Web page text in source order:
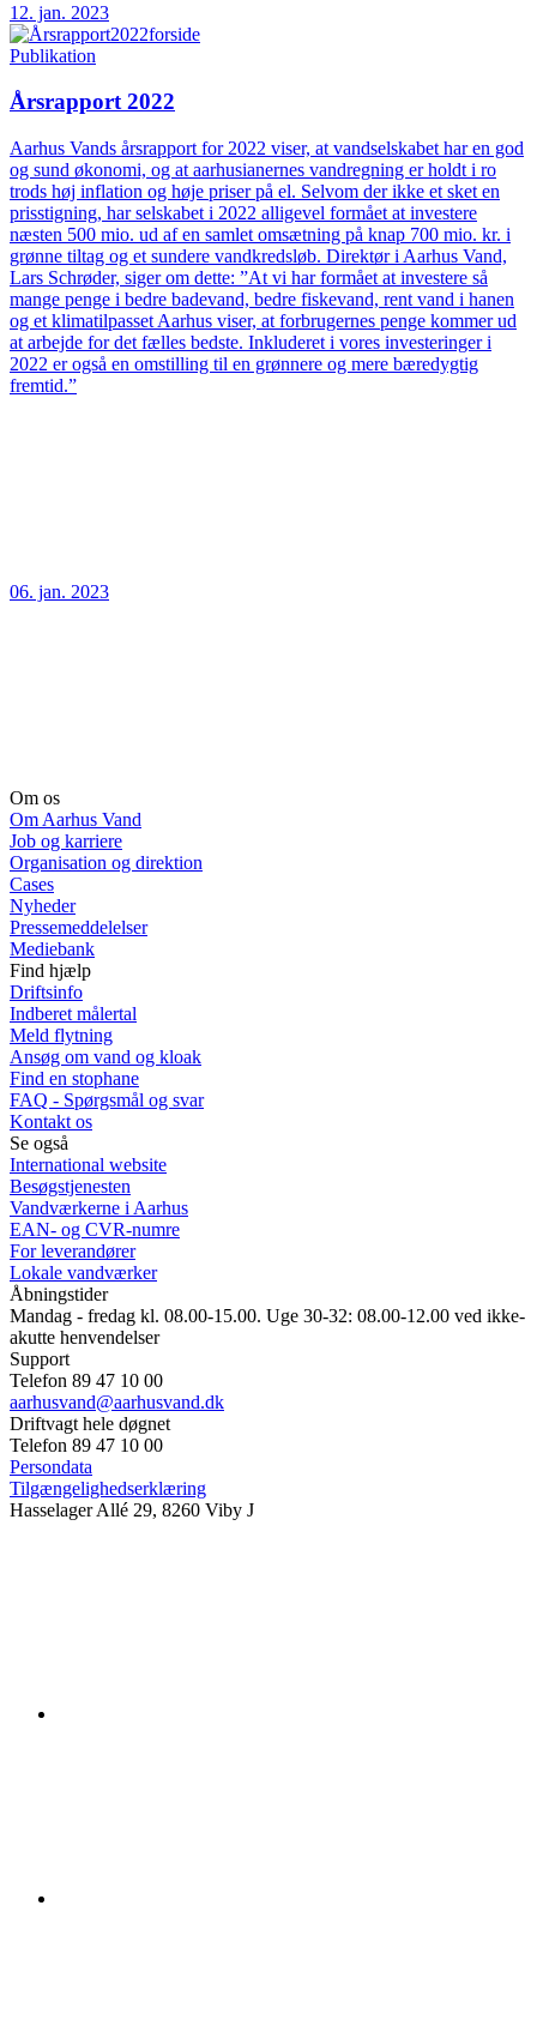
12. jan. 2023
Publikation
Årsrapport 2022
Aarhus Vands årsrapport for 2022 viser, at vandselskabet har en god
og sund økonomi, og at aarhusianernes vandregning er holdt i ro
trods høj inflation og høje priser på el. Selvom der ikke et sket en
prisstigning, har selskabet i 2022 alligevel formået at investere
næsten 500 mio. ud af en samlet omsætning på knap 700 mio. kr. i
grønne tiltag og et sundere vandkredsløb. Direktør i Aarhus Vand,
Lars Schrøder, siger om dette: ”At vi har formået at investere så
mange penge i bedre badevand, bedre fiskevand, rent vand i hanen
og et klimatilpasset Aarhus viser, at forbrugernes penge kommer ud
at arbejde for det fælles bedste. Inkluderet i vores investeringer i
2022 er også en omstilling til en grønnere og mere bæredygtig
fremtid.”
06. jan. 2023
Om os
Om Aarhus Vand
Job og karriere
Organisation og direktion
Cases
Nyheder
Pressemeddelelser
Mediebank
Find hjælp
Driftsinfo
Indberet målertal
Meld flytning
Ansøg om vand og kloak
Find en stophane
FAQ - Spørgsmål og svar
Kontakt os
Se også
International website
Besøgstjenesten
Vandværkerne i Aarhus
EAN- og CVR-numre
For leverandører
Lokale vandværker
Åbningstider
Mandag - fredag kl. 08.00-15.00. Uge 30-32: 08.00-12.00 ved ikke-
akutte henvendelser
Support
Telefon 89 47 10 00
aarhusvand@aarhusvand.dk
Driftvagt hele døgnet
Telefon 89 47 10 00
Persondata
Tilgængelighedserklæring
Hasselager Allé 29, 8260 Viby J